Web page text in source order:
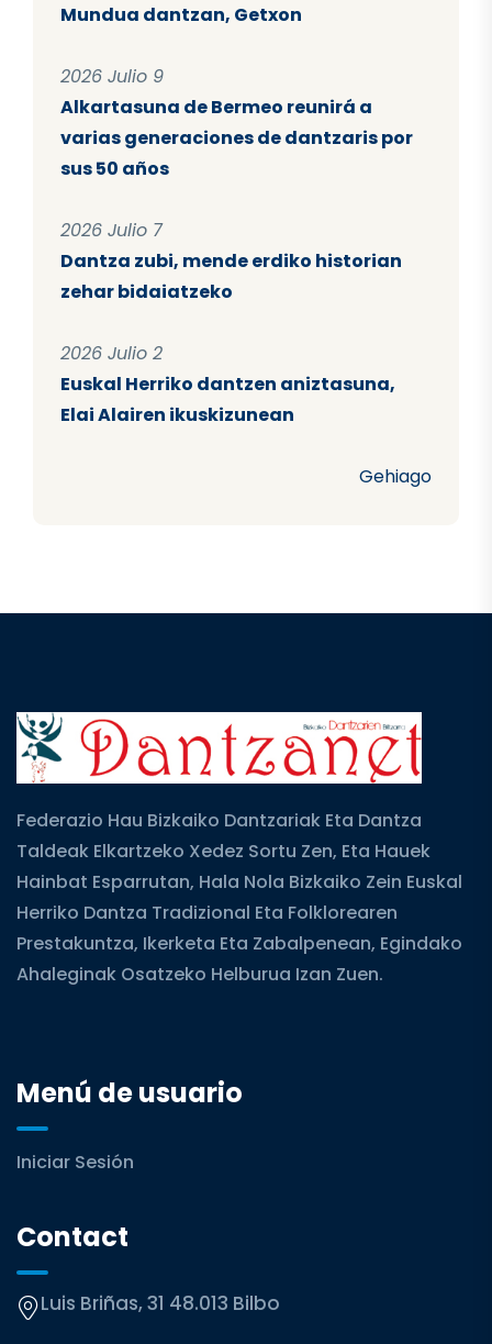
Mundua dantzan, Getxon
2026 Julio 9
Alkartasuna de Bermeo reunirá a
varias generaciones de dantzaris por
sus 50 años
2026 Julio 7
Dantza zubi, mende erdiko historian
zehar bidaiatzeko
2026 Julio 2
Euskal Herriko dantzen aniztasuna,
Elai Alairen ikuskizunean
Gehiago
Federazio Hau Bizkaiko Dantzariak Eta Dantza
Taldeak Elkartzeko Xedez Sortu Zen, Eta Hauek
Hainbat Esparrutan, Hala Nola Bizkaiko Zein Euskal
Herriko Dantza Tradizional Eta Folklorearen
Prestakuntza, Ikerketa Eta Zabalpenean, Egindako
Ahaleginak Osatzeko Helburua Izan Zuen.
Menú de usuario
Iniciar Sesión
Contact
Luis Briñas, 31 48.013 Bilbo